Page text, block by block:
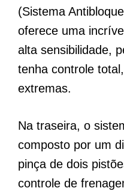
(Sistema
oferece uma
alta sensibilidade,
tenha controle
extremas.
Na traseira, o
composto por um
pinça de dois
controle de